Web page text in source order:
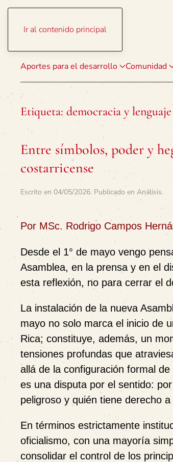
Ir al contenido principal
Aportes para el desarrollo Comunidad
Etiqueta: democracia y lenguaje
Entre símbolos, poder y
costarricense
Escrito en 04/05/2026. Publicado en Análisis.
Por MSc. Rodrigo Campos
Desde el 1° de mayo vengo
Asamblea, en la prensa y en el
esta reflexión, no para cerrar el
La instalación de la nueva
mayo no solo marca el inicio de
Rica; constituye, además, un
tensiones profundas que
allá de la configuración formal
es una disputa por el sentido:
peligroso y quién tiene derecho
En términos estrictamente
oficialismo, con una mayoría
consolidar el control de los